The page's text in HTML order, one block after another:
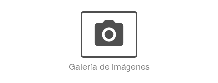
photo_camera
Galería de imágenes